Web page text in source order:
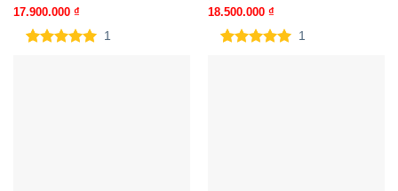
17.900.000 ₫
1
18.500.000 ₫
1